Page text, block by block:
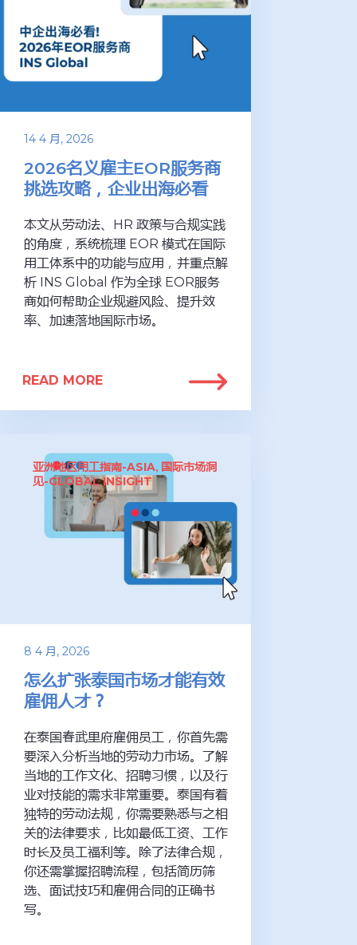
14 4 月, 2026
2026名义雇主EOR服务商
挑选攻略，企业出海必看
本文从劳动法、HR 政策与合规实践
的角度，系统梳理 EOR 模式在国际
用工体系中的功能与应用，并重点解
析 INS Global 作为全球 EOR服务
商如何帮助企业规避风险、提升效
率、加速落地国际市场。
READ MORE
亚洲地区用工指南-ASIA, 国际市场洞
见-GLOBAL INSIGHT
8 4 月, 2026
怎么扩张泰国市场才能有效
雇佣人才？
在泰国春武里府雇佣员工，你首先需
要深入分析当地的劳动力市场。了解
当地的工作文化、招聘习惯，以及行
业对技能的需求非常重要。泰国有着
独特的劳动法规，你需要熟悉与之相
关的法律要求，比如最低工资、工作
时长及员工福利等。除了法律合规，
你还需掌握招聘流程，包括简历筛
选、面试技巧和雇佣合同的正确书
写。